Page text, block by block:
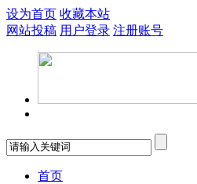
设为首页 收藏本站
网站投稿 用户登录 注册账号
首页